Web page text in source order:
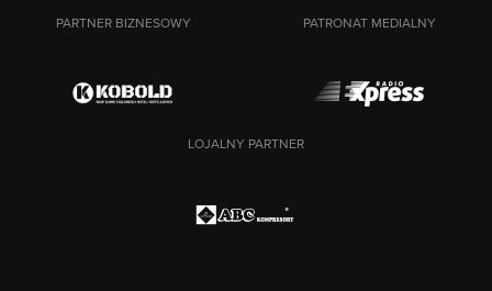
PARTNER BIZNESOWY PATRONAT MEDIALNY
LOJALNY PARTNER